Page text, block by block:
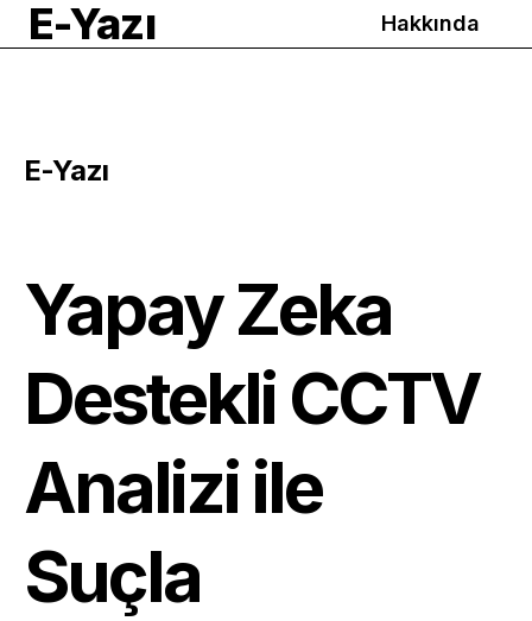
E-Yazı Hakkında
E-Yazı
Yapay Zeka
Destekli CCTV
Analizi ile
Suçla